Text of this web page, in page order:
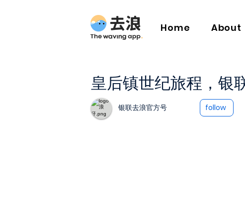
Home About
皇后镇世纪旅程，银
银联去浪官方号 follow